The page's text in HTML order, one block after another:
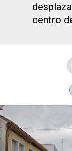
centro